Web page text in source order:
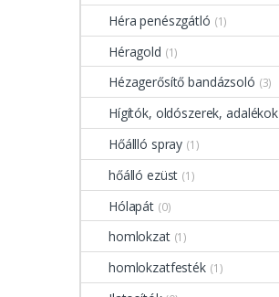
Héra penészgátló (1)
Héragold (1)
Hézagerősítő bandázsoló (3)
Hígítók, oldószerek, adalékok
Hőállló spray (1)
hőálló ezüst (1)
Hólapát (0)
homlokzat (1)
homlokzatfesték (1)